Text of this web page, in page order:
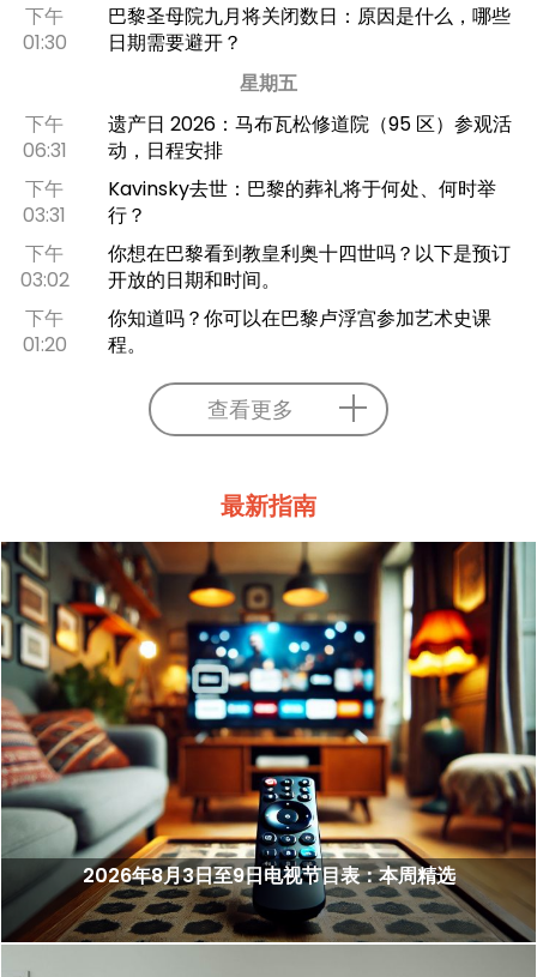
下午
01:30
巴黎圣母院九月将关闭数日：原因是什么，哪些
日期需要避开？
星期五
下午
06:31
遗产日 2026：马布瓦松修道院（95 区）参观活
动，日程安排
下午
03:31
Kavinsky去世：巴黎的葬礼将于何处、何时举
行？
下午
03:02
你想在巴黎看到教皇利奥十四世吗？以下是预订
开放的日期和时间。
下午
01:20
你知道吗？你可以在巴黎卢浮宫参加艺术史课
程。
查看更多
最新指南
2026年8月3日至9日电视节目表：本周精选